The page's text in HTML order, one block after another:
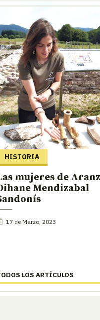
HISTORIA
mujeres de
Mendizabal
17 de Marzo, 2023
LOS ARTÍCULOS